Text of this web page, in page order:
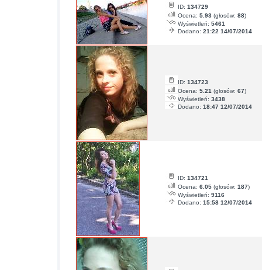
ID: 134729
Ocena: 5.93 (głosów: 88)
Wyświetleń: 5461
Dodano: 21:22 14/07/2014
ID: 134723
Ocena: 5.21 (głosów: 67)
Wyświetleń: 3438
Dodano: 18:47 12/07/2014
ID: 134721
Ocena: 6.05 (głosów: 187)
Wyświetleń: 9116
Dodano: 15:58 12/07/2014